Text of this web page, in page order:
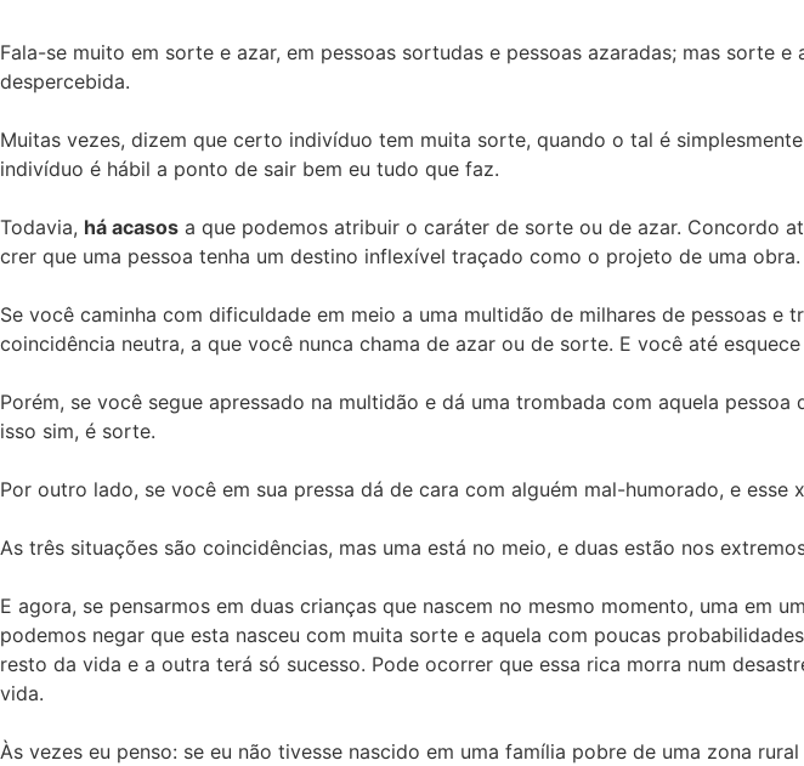
Fala-se muito em sorte e azar, em pessoas sortudas e pessoas azaradas; mas sorte
despercebida.
Muitas vezes, dizem que certo indivíduo tem muita sorte, quando o tal é
indivíduo é hábil a ponto de sair bem eu tudo que faz.
Todavia, há acasos a que podemos atribuir o caráter de sorte ou de azar. Concordo
crer que uma pessoa tenha um destino inflexível traçado como o projeto de uma obra.
Se você caminha com dificuldade em meio a uma multidão de milhares de pessoas e
coincidência neutra, a que você nunca chama de azar ou de sorte. E você até
Porém, se você segue apressado na multidão e dá uma trombada com aquela
isso sim, é sorte.
Por outro lado, se você em sua pressa dá de cara com alguém mal-humorado, e
As três situações são coincidências, mas uma está no meio, e duas estão nos
E agora, se pensarmos em duas crianças que nascem no mesmo momento, uma em
podemos negar que esta nasceu com muita sorte e aquela com poucas
resto da vida e a outra terá só sucesso. Pode ocorrer que essa rica morra num
vida.
Às vezes eu penso: se eu não tivesse nascido em uma família pobre de uma zona